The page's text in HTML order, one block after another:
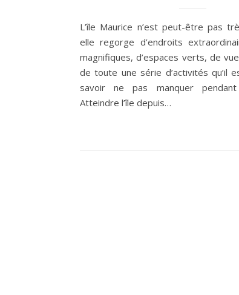
L’île Maurice n’est peut-être pas
elle regorge d’endroits
magnifiques, d’espaces verts, de
de toute une série d’activités qu’il
savoir ne pas manquer
Atteindre l’île depuis…